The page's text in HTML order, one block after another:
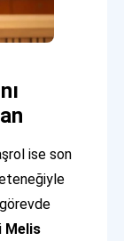
ise son
Melis